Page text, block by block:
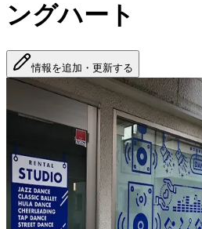
ングハート
情報を追加・更新する